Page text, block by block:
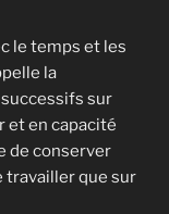
le temps et les
la
sur
et en capacité
de conserver
travailler que sur